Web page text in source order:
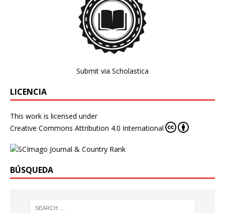
Submit via Scholastica
LICENCIA
This work is licensed under
Creative Commons Attribution 4.0 International
BÚSQUEDA